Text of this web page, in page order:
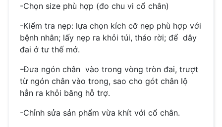
-Chọn size phù hợp (đo chu vi cổ chân)
-Kiểm tra nẹp: lựa chọn kích cỡ nẹp phù hợp với
bệnh nhân; lấy nẹp ra khỏi túi, tháo rời; để dây
đai ở tư thế mở.
-Đưa ngón chân vào trong vòng tròn đai, trượt
từ ngón chân vào trong, sao cho gót chân lộ
hẳn ra khỏi băng hỗ trợ.
-Chỉnh sửa sản phẩm vừa khít với cổ chân.